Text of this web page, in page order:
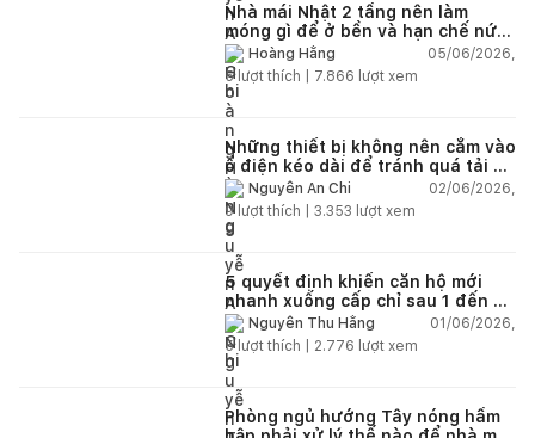
Nhà mái Nhật 2 tầng nên làm
móng gì để ở bền và hạn chế nứt
lún?Hoàng Hằng
05/06/2026,
5lượt thích | 7.866 lượt xem
Những thiết bị không nên cắm vào
ổ điện kéo dài để tránh quá tải và
chập cháy trong nhà
Nguyễn An Chi
02/06/2026,
9lượt thích | 3.353 lượt xem
5 quyết định khiến căn hộ mới
nhanh xuống cấp chỉ sau 1 đến 2
nămNguyễn Thu Hằng
01/06/2026,
5lượt thích | 2.776 lượt xem
Phòng ngủ hướng Tây nóng hầm